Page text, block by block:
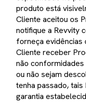
produto está
Cliente aceitou os
notifique a Revvity
forneça evidências
Cliente receber
não conformidades
ou não sejam
tenha passado,
garantia